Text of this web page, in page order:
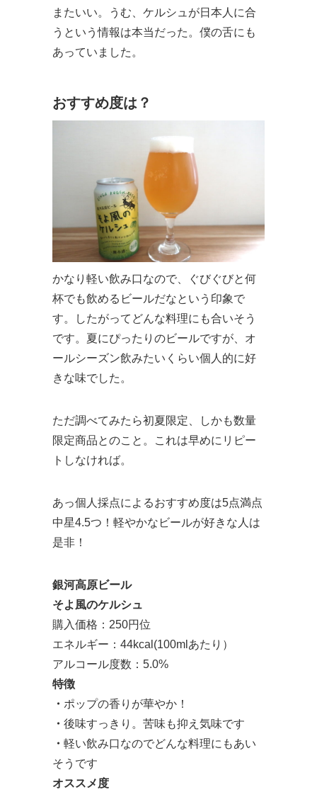
またいい。うむ、ケルシュが日本人に合
うという情報は本当だった。僕の舌にも
あっていました。
おすすめ度は？
かなり軽い飲み口なので、ぐびぐびと何
杯でも飲めるビールだなという印象で
す。したがってどんな料理にも合いそう
です。夏にぴったりのビールですが、オ
ールシーズン飲みたいくらい個人的に好
きな味でした。
ただ調べてみたら初夏限定、しかも数量
限定商品とのこと。これは早めにリピー
トしなければ。
あっ個人採点によるおすすめ度は5点満点
中星4.5つ！軽やかなビールが好きな人は
是非！
銀河高原ビール
そよ風のケルシュ
購入価格：250円位
エネルギー：44kcal(100mlあたり）
アルコール度数：5.0%
特徴
・ ポップの香りが華やか！
・ 後味すっきり。苦味も抑え気味です
・ 軽い飲み口なのでどんな料理にもあい
そうです
オススメ度